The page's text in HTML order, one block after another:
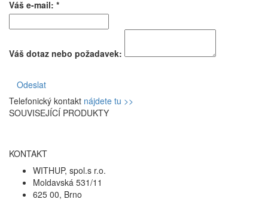
Váš e-mail: *
Váš dotaz nebo požadavek:
Odeslat
Telefonický kontakt nájdete tu >>
SOUVISEJÍCÍ PRODUKTY
KONTAKT
WITHUP, spol.s r.o.
Moldavská 531/11
625 00, Brno